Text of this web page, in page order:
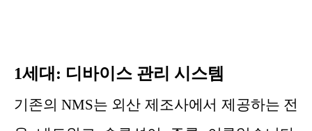
1세대: 디바이스 관리 시스템
기존의 NMS는 외산 제조사에서 제공하는 전